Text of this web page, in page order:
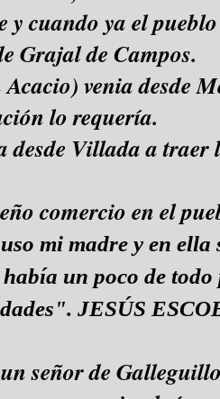
y cuando ya el
Grajal de Campos.
venia desde
lo requería.
desde Villada a traer
comercio en el
mi madre y en ella
un poco de todo
JESÚS
señor de